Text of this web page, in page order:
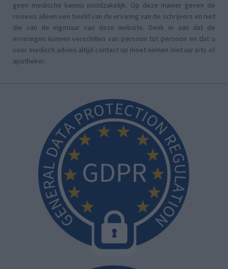
geen medische kennis noodzakelijk. Op deze manier geven de
reviews alleen een beeld van de ervaring van de schrijvers en niet
die van de eigenaar van deze website. Denk er aan dat de
ervaringen kunnen verschillen van persoon tot persoon en dat u
voor medisch advies altijd contact op moet nemen met uw arts of
apotheker.